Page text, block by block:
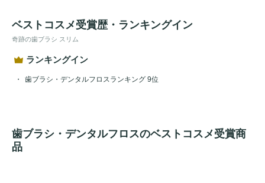
ベストコスメ受賞歴・ランキングイン
奇跡の歯ブラシ スリム
ランキングイン
歯ブラシ・デンタルフロスランキング 9位
歯ブラシ・デンタルフロスのベストコスメ受賞商
品